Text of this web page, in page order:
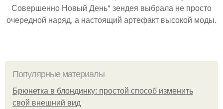
Совершенно Новый День" зендея выбрала не просто
очередной наряд, а настоящий артефакт высокой моды.
Популярные материалы
Брюнетка в блондинку: простой способ изменить
свой внешний вид